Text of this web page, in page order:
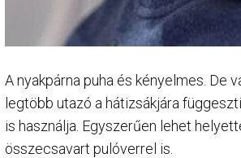
A nyakpárna puha és kényelmes. De
legtöbb utazó a hátizsákjára
is használja. Egyszerűen lehet
összecsavart pulóverrel is.